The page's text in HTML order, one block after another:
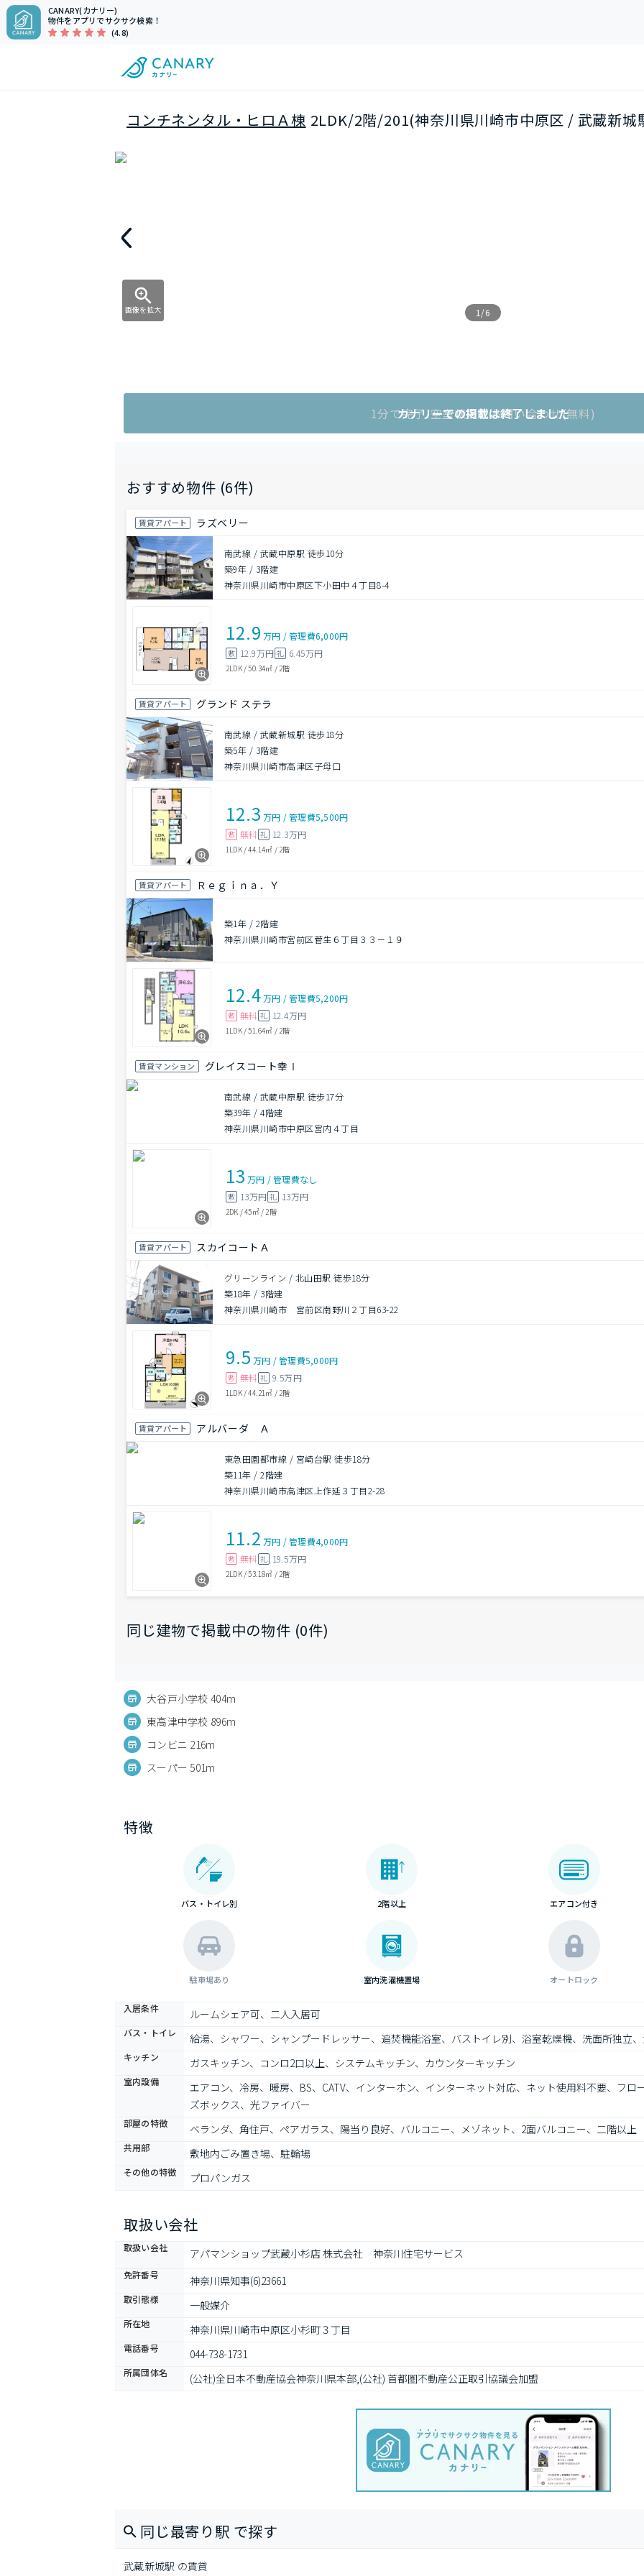
CANARY(カナリー)
物件をアプリでサクサク検索！
(4.8)
コンチネンタル・ヒロＡ棟 2LDK/2階/201(神奈川県川崎市中原区 / 武蔵新城
画像を拡大 1/6
1分で完了!空室状況をお問い合わせ(無料)
カナリーでの掲載は終了しました
おすすめ物件 (6件)
賃貸アパート ラズベリー
南武線 / 武蔵中原駅 徒歩10分
築9年 / 3階建
神奈川県川崎市中原区下小田中４丁目8-4
12.9 万円 /管理費6,000円
敷 12.9万円 礼 6.45万円
2LDK/50.34㎡ / 2階
賃貸アパート グランド ステラ
南武線 / 武蔵新城駅 徒歩18分
築5年 / 3階建
神奈川県川崎市高津区子母口
12.3 万円 /管理費5,500円
敷 無料 礼 12.3万円
1LDK/44.14㎡ / 2階
賃貸アパート Ｒｅｇｉｎａ．Ｙ
築1年 / 2階建
神奈川県川崎市宮前区菅生６丁目３３－１９
12.4万円 /管理費5,200円
敷 無料 礼 12.4万円
1LDK/51.64㎡ / 2階
賃貸マンション グレイスコート幸Ⅰ
南武線 / 武蔵中原駅 徒歩17分
築39年 /4階建
神奈川県川崎市中原区宮内４丁目
13 万円 /管理費なし
敷 13万円 礼 13万円
2DK /45㎡/ 2階
賃貸アパート スカイコートＡ
グリーンライン / 北山田駅 徒歩18分
築18年 / 3階建
神奈川県川崎市 宮前区南野川２丁目63-22
9.5 万円 /管理費5,000円
敷 無料 礼 9.5万円
1LDK/44.21㎡ / 2階
賃貸アパート アルバーダ Ａ
東急田園都市線 / 宮崎台駅 徒歩18分
築11年 /2階建
神奈川県川崎市高津区上作延３丁目2-28
11.2 万円 /管理費4,000円
敷 無料 礼 19.5万円
2LDK/53.18㎡ / 2階
同じ建物で掲載中の物件 (0件)
大谷戸小学校 404m
東高津中学校 896m
コンビニ 216m
スーパー 501m
特徴
バス・トイレ別 2階以上 エアコン付き
駐車場あり 室内洗濯機置場 オートロック
入居条件 ルームシェア可、二人入居可
バス・トイレ 給湯、シャワー、シャンプードレッサー、追焚機能浴室、バストイレ別、浴室乾燥機、洗面所独立
キッチン ガスキッチン、コンロ2口以上、システムキッチン、カウンターキッチン
室内設備
エアコン、冷房、暖房、BS、CATV、インターホン、インターネット対応、ネット使用料不要、フ
ズボックス、光ファイバー
部屋の特徴 ベランダ、角住戸、ペアガラス、陽当り良好、バルコニー、メゾネット、2面バルコニー、二階以上
共用部 敷地内ごみ置き場、駐輪場
その他の特徴 プロパンガス
取扱い会社
取扱い会社 アパマンショップ武蔵小杉店 株式会社　神奈川住宅サービス
免許番号 神奈川県知事(6)23661
取引態様 一般媒介
所在地 神奈川県川崎市中原区小杉町３丁目
電話番号 044-738-1731
所属団体名 (公社)全日本不動産協会神奈川県本部,(公社) 首都圏不動産公正取引協議会加盟
同じ最寄り駅 で探す
武蔵新城駅 の賃貸